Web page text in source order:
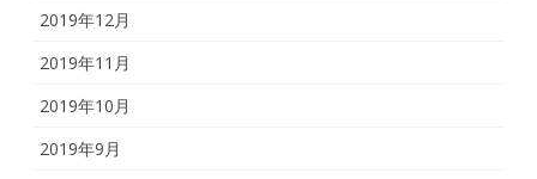
2019年12月
2019年11月
2019年10月
2019年9月